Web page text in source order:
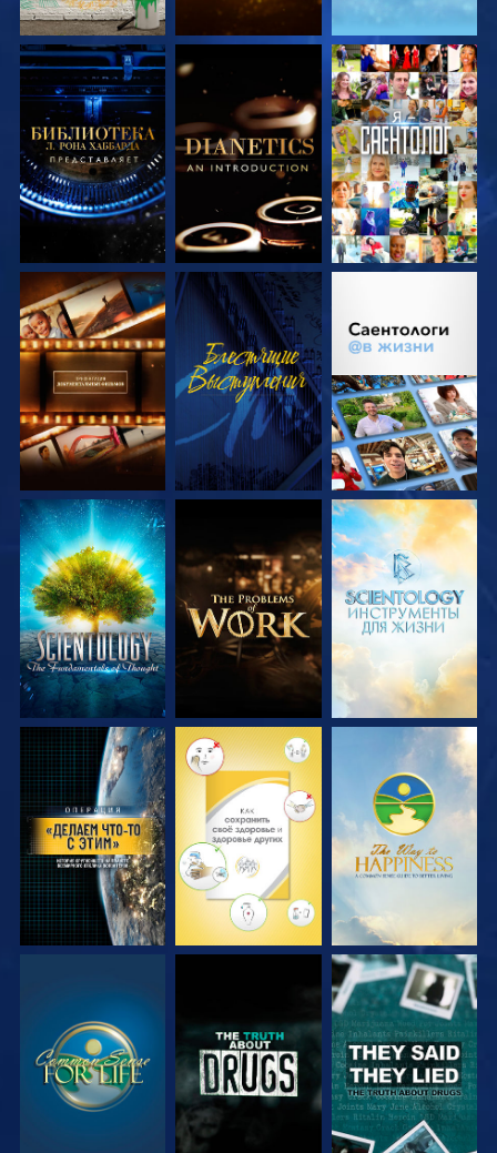
СМОТРЕТЬ
ПЕРЕДАЧИ
СМОТРЕТЬ
ПЕРЕДАЧИ
СМОТРЕТЬ
СМОТРЕТЬ
ПЕРЕДАЧИ
СМОТРЕТЬ
СМОТРЕТЬ
СМОТРЕТЬ
ПЕРЕДАЧИ
СМОТРЕТЬ
ПЕРЕДАЧИ
СМОТРЕТЬ
ПЕРЕДАЧИ
СМОТРЕТЬ СМОТРЕТЬ СМОТРЕТЬ
СМОТРЕТЬ СМОТРЕТЬ СМОТРЕТЬ